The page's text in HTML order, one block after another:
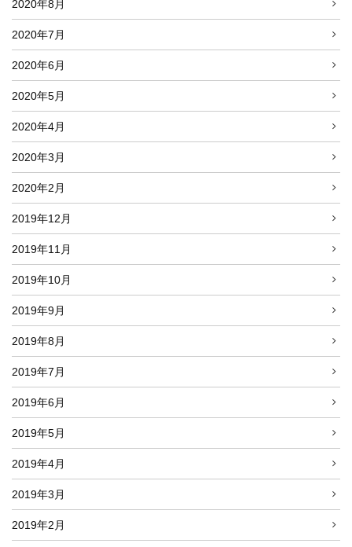
2020年8月
2020年7月
2020年6月
2020年5月
2020年4月
2020年3月
2020年2月
2019年12月
2019年11月
2019年10月
2019年9月
2019年8月
2019年7月
2019年6月
2019年5月
2019年4月
2019年3月
2019年2月